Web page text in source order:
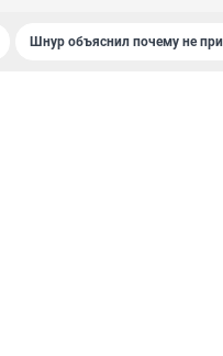
Шнур объяснил почему не